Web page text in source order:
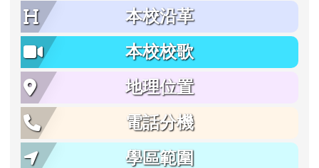
本校沿革
本校校歌
地理位置
電話分機
學區範圍